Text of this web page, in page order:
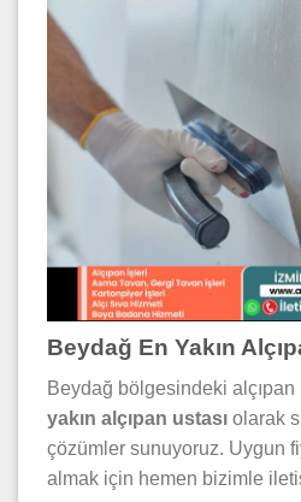
Beydağ En Yakın
Beydağ bölgesindeki alçıpan
yakın alçıpan ustası olarak
çözümler sunuyoruz. Uygun
almak için hemen bizimle